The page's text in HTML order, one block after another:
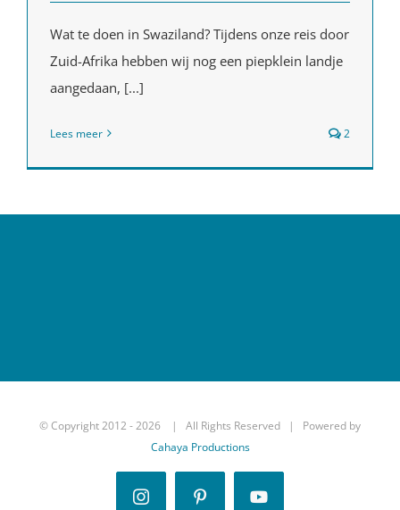
Wat te doen in Swaziland? Tijdens onze reis door
Zuid-Afrika hebben wij nog een piepklein landje
aangedaan, [...]
Lees meer 2
© Copyright 2012 -2026 | All Rights Reserved | Powered by
Cahaya Productions
InstagramPinterestYouTube